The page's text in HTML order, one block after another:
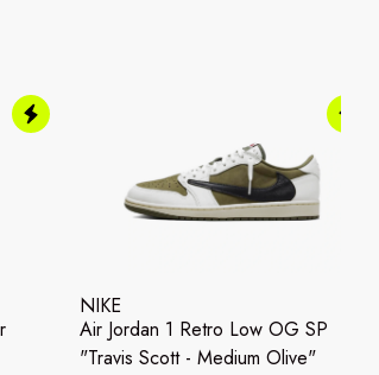
NIKE
Air Jordan 1 Retro Low OG SP
"Travis Scott - Medium Olive"